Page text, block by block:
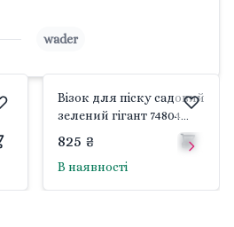
wader
Візок для піску садовий
зелений гігант 74804
825 ₴
В наявності